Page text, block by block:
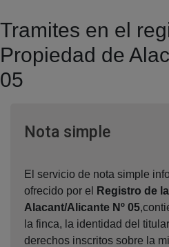
Tramites en el
Propiedad de
05
Nota simpleVentana
El servicio de nota simple
ofrecido por el
Registro de
Alacant/Alicante Nº 05
la finca, la identidad del
derechos inscritos sobre la